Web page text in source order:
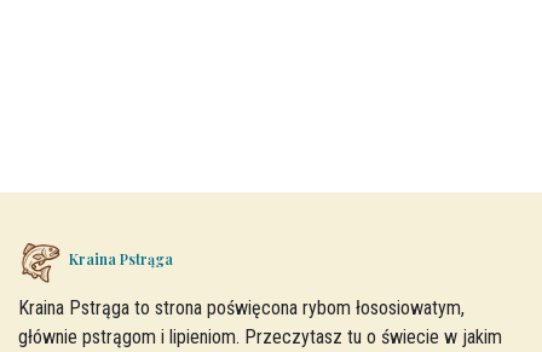
Kraina Pstrąga
Kraina Pstrąga to strona poświęcona rybom łososiowatym,
głównie pstrągom i lipieniom. Przeczytasz tu o świecie w jakim